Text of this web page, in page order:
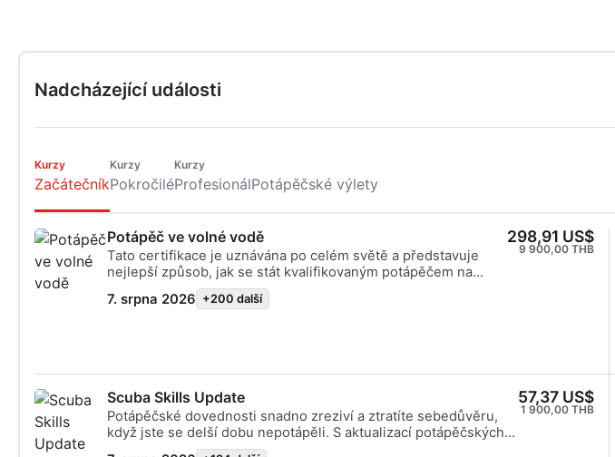
Nadcházející události
Kurzy
Začátečník
Kurzy
Pokročilé
Kurzy
ProfesionálPotápěčské výlety
Potápěč ve volné vodě
Tato certifikace je uznávána po celém světě a představuje
nejlepší způsob, jak se stát kvalifikovaným potápěčem na
dobrodružství, které vám vydrží celý život. Kombinace
individuální výuky a praktických tréninků vám zajistí, že
7. srpna 2026 +200 další
298,91 US$
9 900,00 THB
Scuba Skills Update
Potápěčské dovednosti snadno zreziví a ztratíte sebedůvěru,
když jste se delší dobu nepotápěli. S aktualizací potápěčských
dovedností SSI Scuba Skills Update vás v mžiku vrátíme zpět do
57,37 US$
1 900,00 THB